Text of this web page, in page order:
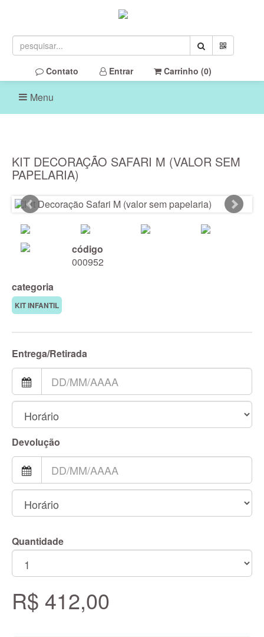
Contato Entrar Carrinho (0)
Menu
KIT DECORAÇÃO SAFARI M (VALOR SEM
PAPELARIA)
código
000952
categoria
KIT INFANTIL
Entrega/Retirada
Devolução
Quantidade
R$ 412,00